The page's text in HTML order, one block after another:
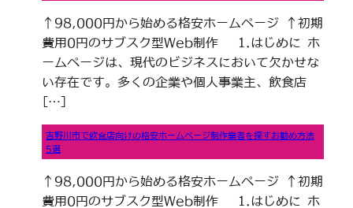
↑98,000円から始める格安ホームページ ↑初期
費用0円のサブスク型Web制作 1.はじめに ホ
ームページは、現代のビジネスにおいて欠かせな
い存在です。多くの企業や個人事業主、飲食店
[…]
吉野川市で飲食店向けの格安ホームページ制作業者を探すお勧め方法
5選
↑98,000円から始める格安ホームページ ↑初期
費用0円のサブスク型Web制作 1.はじめに ホ